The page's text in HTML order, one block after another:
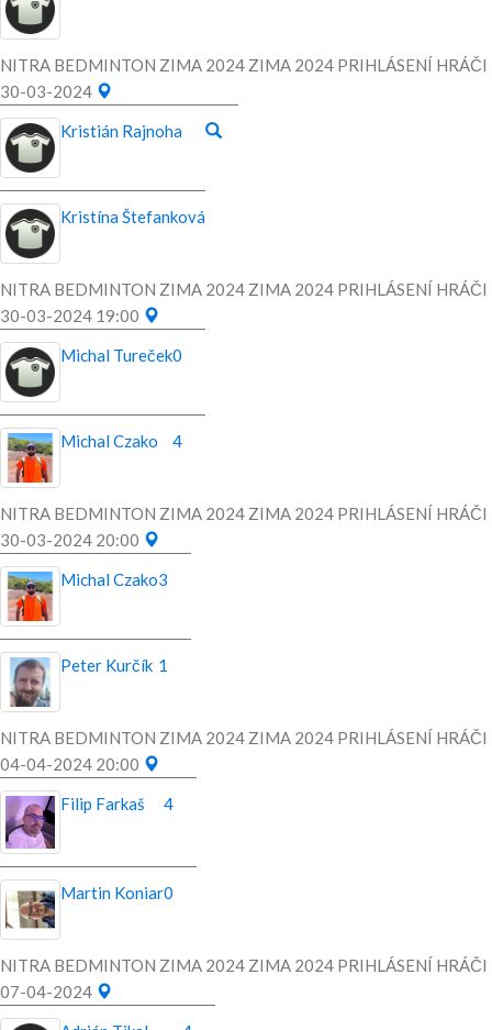
NITRA BEDMINTON ZIMA 2024 ZIMA 2024 PRIHLÁSENÍ HRÁČI
30-03-2024
Kristián Rajnoha
Kristína Štefanková
NITRA BEDMINTON ZIMA 2024 ZIMA 2024 PRIHLÁSENÍ HRÁČI
30-03-2024 19:00
Michal Tureček0
Michal Czako 4
NITRA BEDMINTON ZIMA 2024 ZIMA 2024 PRIHLÁSENÍ HRÁČI
30-03-2024 20:00
Michal Czako3
Peter Kurčík 1
NITRA BEDMINTON ZIMA 2024 ZIMA 2024 PRIHLÁSENÍ HRÁČI
04-04-2024 20:00
Filip Farkaš
4
Martin Koniar0
NITRA BEDMINTON ZIMA 2024 ZIMA 2024 PRIHLÁSENÍ HRÁČI
07-04-2024